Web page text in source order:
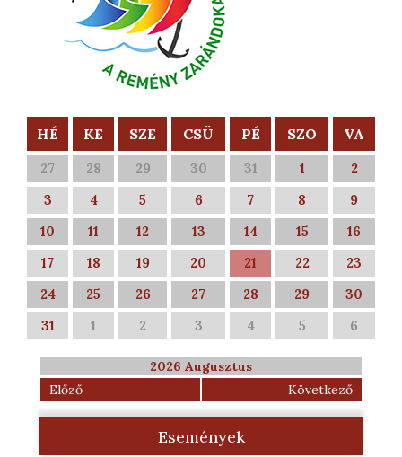
HÉ KE SZE CSÜ PÉ SZO VA
27 28 29 30 31 1
2
3
4 5 6 7 8
9
10
11 12 13 14 15
16
17
18 19 20 21 22
23
24
25 26 27 28 29
30
31
1 2 3 4 5 6
2026 Augusztus
Előző
Következő
Események